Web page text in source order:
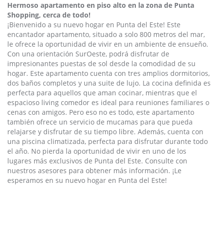
Hermoso apartamento en piso alto en la zona de Punta
Shopping, cerca de todo!
¡Bienvenido a su nuevo hogar en Punta del Este! Este
encantador apartamento, situado a solo 800 metros del mar,
le ofrece la oportunidad de vivir en un ambiente de ensueño.
Con una orientación SurOeste, podrá disfrutar de
impresionantes puestas de sol desde la comodidad de su
hogar. Este apartamento cuenta con tres amplios dormitorios,
dos baños completos y una suite de lujo. La cocina definida es
perfecta para aquellos que aman cocinar, mientras que el
espacioso living comedor es ideal para reuniones familiares o
cenas con amigos. Pero eso no es todo, este apartamento
también ofrece un servicio de mucamas para que pueda
relajarse y disfrutar de su tiempo libre. Además, cuenta con
una piscina climatizada, perfecta para disfrutar durante todo
el año. No pierda la oportunidad de vivir en uno de los
lugares más exclusivos de Punta del Este. Consulte con
nuestros asesores para obtener más información. ¡Le
esperamos en su nuevo hogar en Punta del Este!